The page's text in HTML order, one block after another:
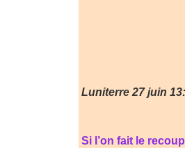
Luniterre 27 juin
Si l’on fait le